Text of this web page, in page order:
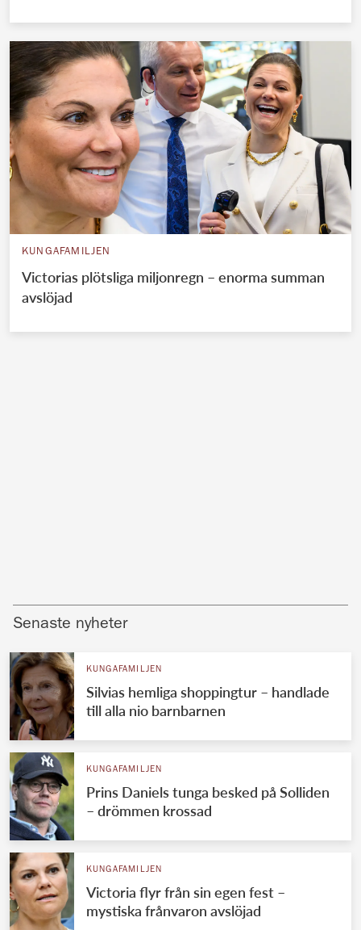
KUNGAFAMILJEN
Victorias plötsliga miljonregn – enorma summan
avslöjad
Senaste nyheter
KUNGAFAMILJEN
Silvias hemliga shoppingtur – handlade
till alla nio barnbarnen
KUNGAFAMILJEN
Prins Daniels tunga besked på Solliden
– drömmen krossad
KUNGAFAMILJEN
Victoria flyr från sin egen fest –
mystiska frånvaron avslöjad